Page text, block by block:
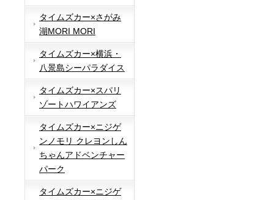
タイムズカー×さがみ
湖MORI MORI
タイムズカー×横浜・
八景島シーパラダイス
タイムズカー×スパリ
ゾートハワイアンズ
タイムズカー×ニジゲ
ンノモリ クレヨンしん
ちゃんアドベンチャー
パーク
タイムズカー×ニジゲ